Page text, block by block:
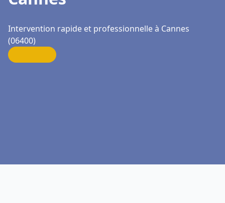
Intervention rapide et professionnelle à Cannes
(06400)